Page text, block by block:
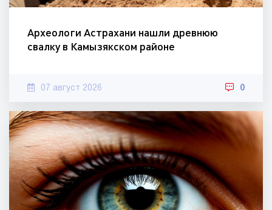
Археологи Астрахани нашли древнюю
свалку в Камызякском районе
07 август 2026 0